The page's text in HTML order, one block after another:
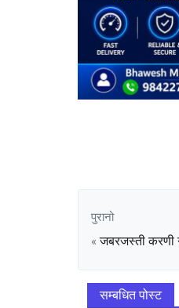
पुरानो
«जबरजस्ती करणी
सम्बधित पोस्ट